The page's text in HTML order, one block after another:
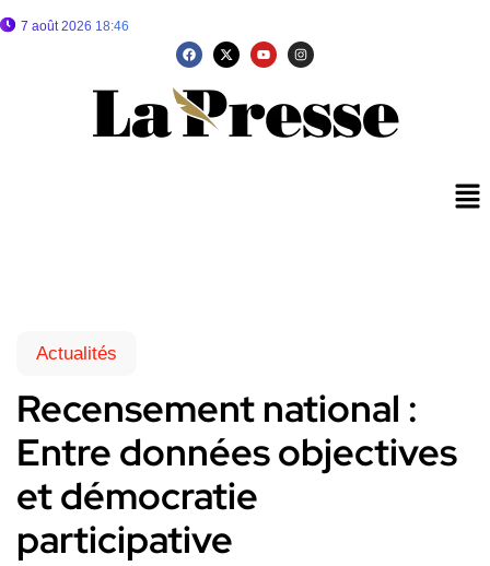
7 août 2026 18:46
Actualités
Recensement national :
Entre données objectives
et démocratie
participative